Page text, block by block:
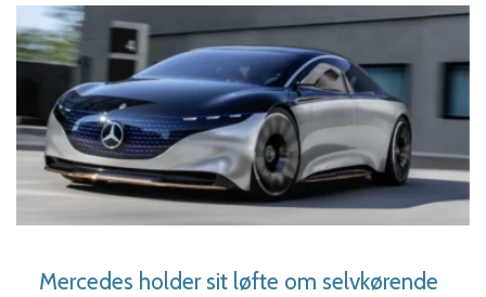
LÆS MERE
Mercedes holder sit løfte om selvkørende